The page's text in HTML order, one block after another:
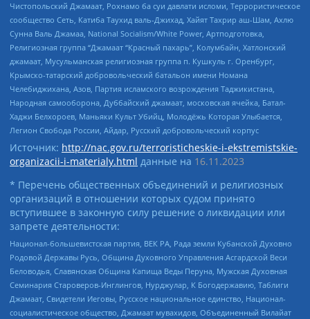
Чистопольский Джамаат, Рохнамо ба суи давлати исломи, Террористическое
сообщество Сеть, Катиба Таухид валь-Джихад, Хайят Тахрир аш-Шам, Ахлю
Сунна Валь Джамаа, National Socialism/White Power, Артподготовка,
Религиозная группа “Джамаат “Красный пахарь”, Колумбайн, Хатлонский
джамаат, Мусульманская религиозная группа п. Кушкуль г. Оренбург,
Крымско-татарский добровольческий батальон имени Номана
Челебиджихана, Азов, Партия исламского возрождения Таджикистана,
Народная самооборона, Дуббайский джамаат, московская ячейка, Батал-
Хаджи Белхороев, Маньяки Культ Убийц, Молодёжь Которая Улыбается,
Легион Свобода России, Айдар, Русский добровольческий корпус
Источник: http://nac.gov.ru/terroristicheskie-i-ekstremistskie-
organizacii-i-materialy.html данные на 16.11.2023
* Перечень общественных объединений и религиозных
организаций в отношении которых судом принято
вступившее в законную силу решение о ликвидации или
запрете деятельности:
Национал-большевистская партия, ВЕК РА, Рада земли Кубанской Духовно
Родовой Державы Русь, Община Духовного Управления Асгардской Веси
Беловодья, Славянская Община Капища Веды Перуна, Мужская Духовная
Семинария Староверов-Инглингов, Нурджулар, К Богодержавию, Таблиги
Джамаат, Свидетели Иеговы, Русское национальное единство, Национал-
социалистическое общество, Джамаат мувахидов, Объединенный Вилайат